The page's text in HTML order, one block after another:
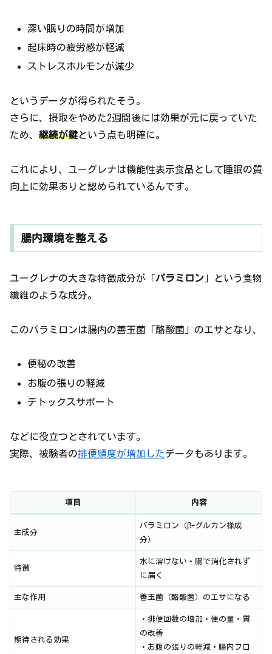
深い眠りの時間が増加
起床時の疲労感が軽減
ストレスホルモンが減少
というデータが得られたそう。
さらに、摂取をやめた2週間後には効果が元に戻っていた
ため、 継続が鍵という点も明確に。
これにより、ユーグレナは機能性表示食品として睡眠の質
向上に効果ありと認められているんです。
腸内環境を整える
ユーグレナの大きな特徴成分が「パラミロン 」という食物
繊維のような成分。
このパラミロンは腸内の善玉菌「酪酸菌」のエサとなり、
便秘の改善
お腹の張りの軽減
デトックスサポート
などに役立つとされています。
実際、被験者の排便頻度が増加したデータもあります。
項目 内容
主成分
パラミロン（β-グルカン様成
分）
特徴
水に溶けない・腸で消化されず
に届く
主な作用 善玉菌（酪酸菌）のエサになる
期待される効果
・排便回数の増加・便の量・質
の改善
・お腹の張りの軽減・腸内フロ